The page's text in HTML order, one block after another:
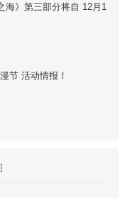
海》第三部分将自 12月1
节 活动情报！